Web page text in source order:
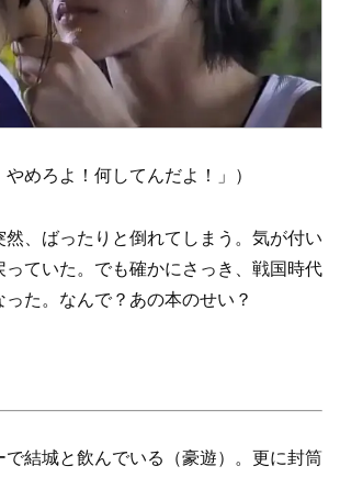
やめろよ！何してんだよ！」）
然、ばったりと倒れてしまう。気が付い
っていた。でも確かにさっき、戦国時代
た。なんで？あの本のせい？
で結城と飲んでいる（豪遊）。更に封筒